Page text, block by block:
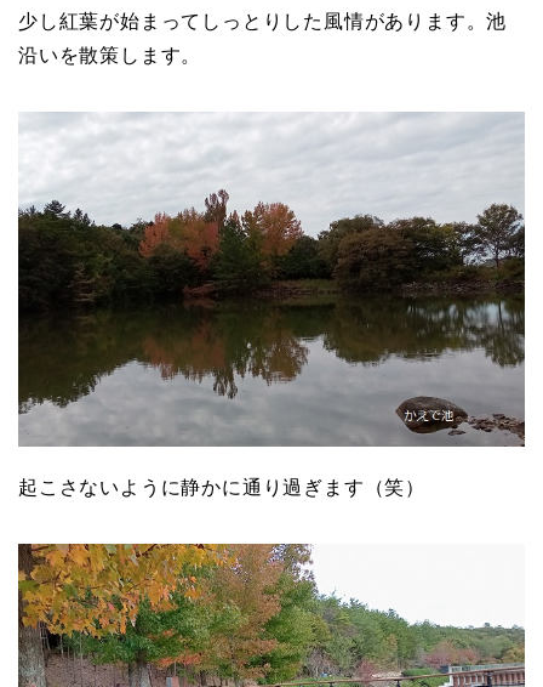
少し紅葉が始まってしっとりした風情があります。池
沿いを散策します。
起こさないように静かに通り過ぎます（笑）